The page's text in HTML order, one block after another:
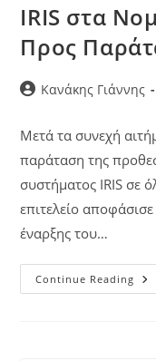
IRIS στα
Προς
Κανάκης Γιάννης
Μετά τα συνεχή
παράταση της
συστήματος IRIS σε
επιτελείο
έναρξης του…
Continue Reading